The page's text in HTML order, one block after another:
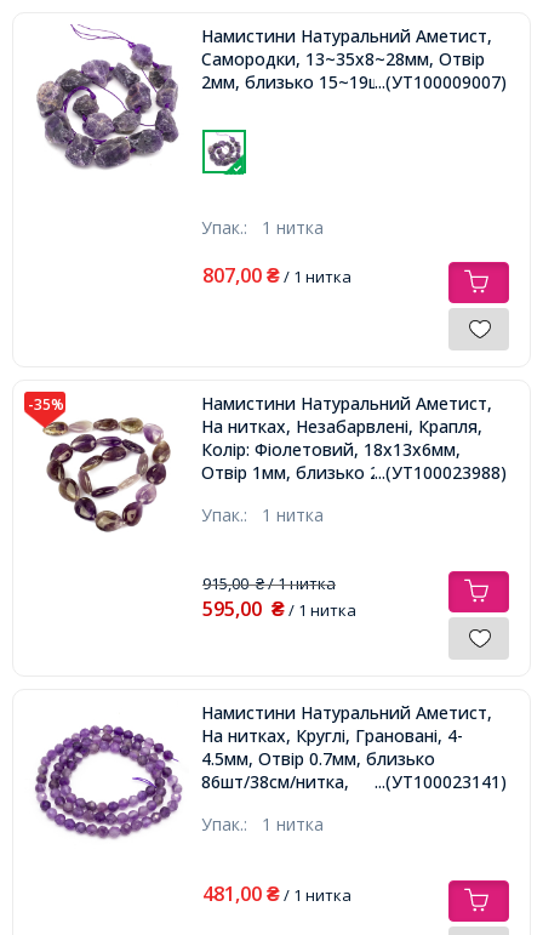
Намистини Натуральний Аметист,
Самородки, 13~35x8~28мм, Отвір
2мм, близько 15~19шт/40см/нитка,
...(УТ100009007)
Упак.: 1 нитка
807,00 ₴/ 1 нитка
-35%
Намистини Натуральний Аметист,
На нитках, Незабарвлені, Крапля,
Колір: Фіолетовий, 18x13x6мм,
Отвір 1мм, близько 23шт / 39.5см /
...(УТ100023988)
Упак.: 1 нитка
915,00₴/ 1 нитка
595,00 ₴/ 1 нитка
Намистини Натуральний Аметист,
На нитках, Круглі, Грановані, 4-
4.5мм, Отвір 0.7мм, близько
86шт/38см/нитка,
...(УТ100023141)
Упак.: 1 нитка
481,00 ₴/ 1 нитка